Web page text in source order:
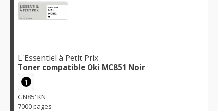
L'Essentiel à Petit Prix
Toner compatible Oki MC851 Noir
1
GN851KN
7000 pages